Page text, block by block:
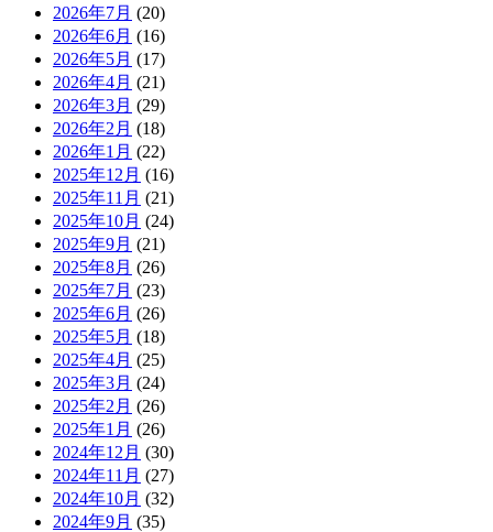
2026年7月 (20)
2026年6月 (16)
2026年5月 (17)
2026年4月 (21)
2026年3月 (29)
2026年2月 (18)
2026年1月 (22)
2025年12月 (16)
2025年11月 (21)
2025年10月 (24)
2025年9月 (21)
2025年8月 (26)
2025年7月 (23)
2025年6月 (26)
2025年5月 (18)
2025年4月 (25)
2025年3月 (24)
2025年2月 (26)
2025年1月 (26)
2024年12月 (30)
2024年11月 (27)
2024年10月 (32)
2024年9月 (35)